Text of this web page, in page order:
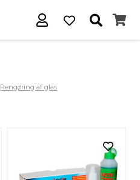
Rengøring af glas